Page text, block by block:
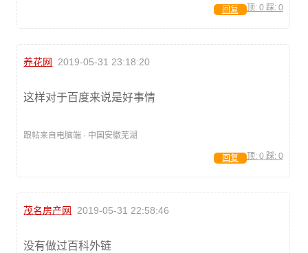
顶: 0 踩: 0
回复
养花网 2019-05-31 23:18:20
这样对于百度来说是好事情
跟帖来自电脑端 · 中国安徽芜湖
顶: 0 踩: 0
回复
茂名房产网 2019-05-31 22:58:46
没有做过百科外链